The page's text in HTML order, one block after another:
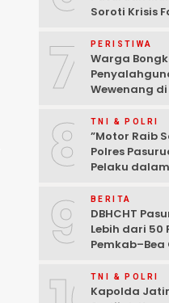
Soroti Krisis
Anggaran
7 PERISTIWA
Warga
Wewenang di
Mencuat
8 TNI & POLRI
‎”Motor Raib
Polres
Pelaku
9 BERITA
DBHCHT
Lebih dari 50
Rokok Ilegal
TNI & POLRI
Kapolda